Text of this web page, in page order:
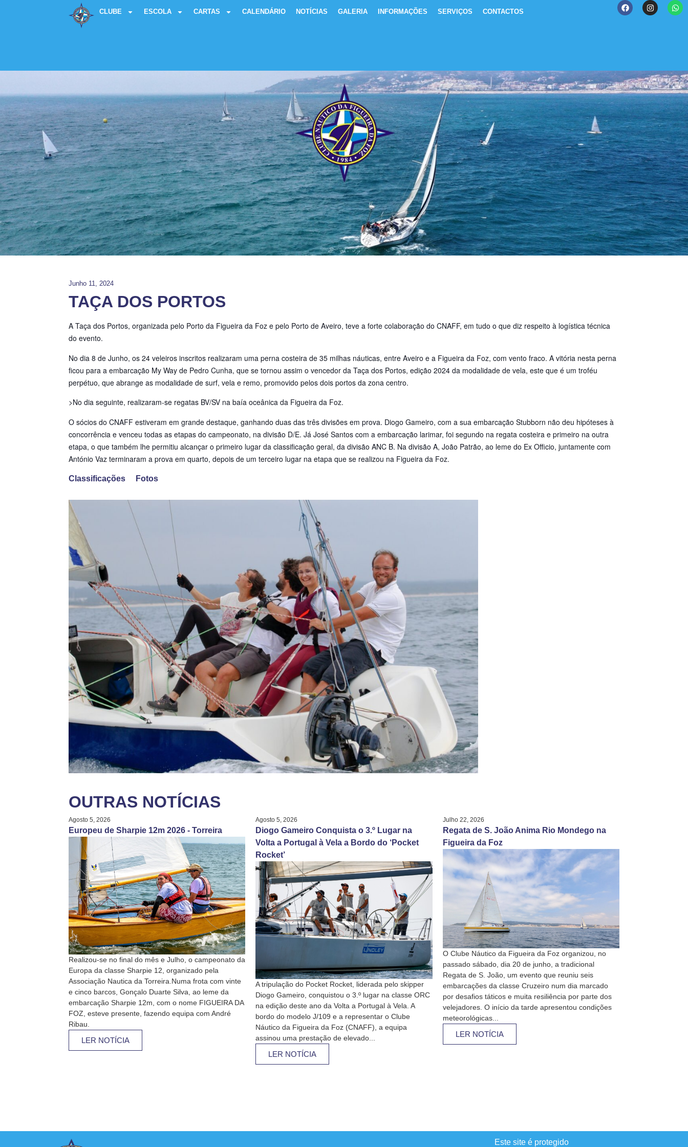
CLUBE ESCOLA CARTAS CALENDÁRIO NOTÍCIAS GALERIA INFORMAÇÕES SERVIÇOS CONTACTOS
Junho 11, 2024
TAÇA DOS PORTOS
A Taça dos Portos, organizada pelo Porto da Figueira da Foz e pelo Porto de Aveiro, teve a forte colaboração do CNAFF, em tudo o que diz respeito à logística técnica
do evento.
No dia 8 de Junho, os 24 veleiros inscritos realizaram uma perna costeira de 35 milhas náuticas, entre Aveiro e a Figueira da Foz, com vento fraco. A vitória nesta perna
ficou para a embarcação My Way de Pedro Cunha, que se tornou assim o vencedor da Taça dos Portos, edição 2024 da modalidade de vela, este que é um troféu
perpétuo, que abrange as modalidade de surf, vela e remo, promovido pelos dois portos da zona centro.
>No dia seguinte, realizaram-se regatas BV/SV na baía oceânica da Figueira da Foz.
O sócios do CNAFF estiveram em grande destaque, ganhando duas das três divisões em prova. Diogo Gameiro, com a sua embarcação Stubborn não deu hipóteses à
concorrência e venceu todas as etapas do campeonato, na divisão D/E. Já José Santos com a embarcação larimar, foi segundo na regata costeira e primeiro na outra
etapa, o que também lhe permitiu alcançar o primeiro lugar da classificação geral, da divisão ANC B. Na divisão A, João Patrão, ao leme do Ex Officio, juntamente com
António Vaz terminaram a prova em quarto, depois de um terceiro lugar na etapa que se realizou na Figueira da Foz.
Classificações Fotos
OUTRAS NOTÍCIAS
Agosto 5, 2026
Europeu de Sharpie 12m 2026 - Torreira
Realizou-se no final do mês e Julho, o campeonato da
Europa da classe Sharpie 12, organizado pela
Associação Nautica da Torreira.Numa frota com vinte
e cinco barcos, Gonçalo Duarte Silva, ao leme da
embarcação Sharpie 12m, com o nome FIGUEIRA DA
FOZ, esteve presente, fazendo equipa com André
Ribau.
LER NOTÍCIA
Agosto 5, 2026
Diogo Gameiro Conquista o 3.º Lugar na
Volta a Portugal à Vela a Bordo do ‘Pocket
Rocket’
A tripulação do Pocket Rocket, liderada pelo skipper
Diogo Gameiro, conquistou o 3.º lugar na classe ORC
na edição deste ano da Volta a Portugal à Vela. A
bordo do modelo J/109 e a representar o Clube
Náutico da Figueira da Foz (CNAFF), a equipa
assinou uma prestação de elevado...
LER NOTÍCIA
Julho 22, 2026
Regata de S. João Anima Rio Mondego na
Figueira da Foz
O Clube Náutico da Figueira da Foz organizou, no
passado sábado, dia 20 de junho, a tradicional
Regata de S. João, um evento que reuniu seis
embarcações da classe Cruzeiro num dia marcado
por desafios táticos e muita resiliência por parte dos
velejadores. O início da tarde apresentou condições
meteorológicas...
LER NOTÍCIA
Este site é protegido